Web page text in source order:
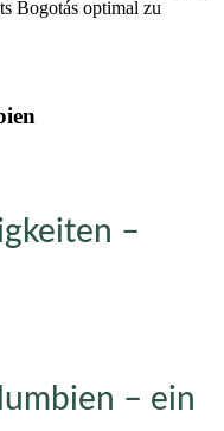
Bogotás optimal zu
–
– ein